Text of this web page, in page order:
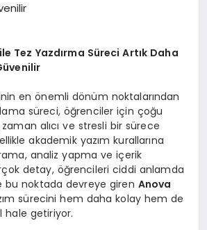
Tez Yazdırma Süreci Artık Daha
en önemli dönüm noktalarından
süreci, öğrenciler için çoğu
alıcı ve stresli bir sürece
akademik yazım kurallarına
analiz yapma ve içerik
detay, öğrencileri ciddi anlamda
bu noktada devreye giren Anova
sürecini hem daha kolay hem de
hale getiriyor.